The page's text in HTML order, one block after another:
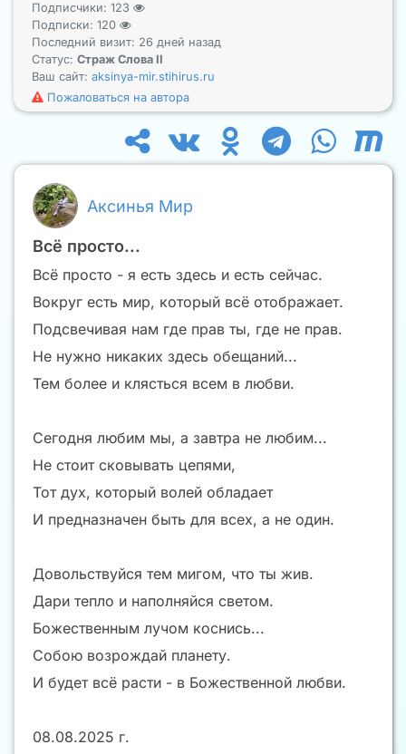
Подписчики: 123
Подписки: 120
Последний визит: 26 дней назад
Статус: Страж Слова II
Ваш сайт: aksinya-mir.stihirus.ru
Пожаловаться на автора
Аксинья Мир
Всё просто...
Всё просто - я есть здесь и есть сейчас.
Вокруг есть мир, который всё отображает.
Подсвечивая нам где прав ты, где не прав.
Не нужно никаких здесь обещаний...
Тем более и клясться всем в любви.
Сегодня любим мы, а завтра не любим...
Не стоит сковывать цепями,
Тот дух, который волей обладает
И предназначен быть для всех, а не один.
Довольствуйся тем мигом, что ты жив.
Дари тепло и наполняйся светом.
Божественным лучом коснись...
Собою возрождай планету.
И будет всё расти - в Божественной любви.
08.08.2025 г.